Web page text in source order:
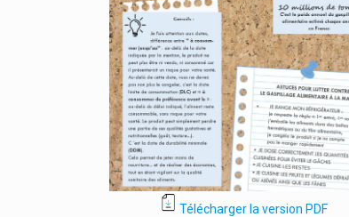
Télécharger la version PDF